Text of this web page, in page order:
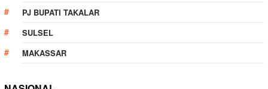
PJ BUPATI TAKALAR
SULSEL
MAKASSAR